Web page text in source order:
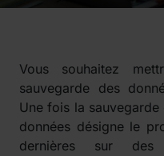
Vous souhaitez
sauvegarde des
Une fois la sauvegarde
données désigne le
dernières sur des